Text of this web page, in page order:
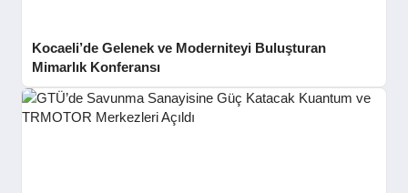
Kocaeli’de Gelenek ve Moderniteyi Buluşturan
Mimarlık Konferansı